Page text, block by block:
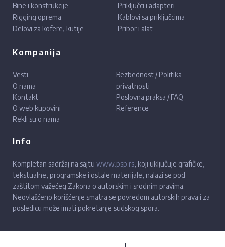
Bine i konstrukcije
Rigging oprema
Delovi za kofere, kutije
Priključci i adapteri
Kablovi sa priključcima
Pribor i alat
Kompanija
Vesti
O nama
Kontakt
O web kupovini
Rekli su o nama
Bezbednost / Politika
privatnosti
Poslovna praksa / FAQ
Reference
Info
Kompletan sadržaj na sajtu www.psp.rs, koji uključuje grafičke,
tekstualne, programske i ostale materijale, nalazi se pod
zaštitom važećeg Zakona o autorskim i srodnim pravima.
Neovlašćeno korišćenje smatra se povredom autorskih prava i za
posledicu može imati pokretanje sudskog spora.